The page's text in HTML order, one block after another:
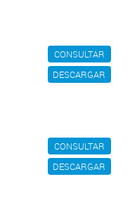
CONSULTAR
DESCARGAR
CONSULTAR
DESCARGAR